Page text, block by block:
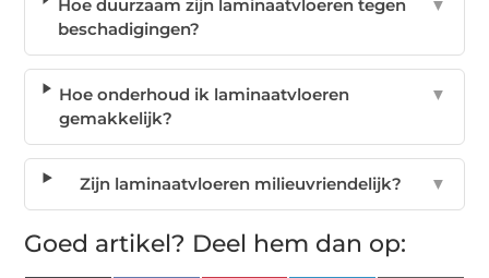
Hoe duurzaam zijn laminaatvloeren tegen
beschadigingen?
▼
Hoe onderhoud ik laminaatvloeren
gemakkelijk?
▼
Zijn laminaatvloeren milieuvriendelijk? ▼
Goed artikel? Deel hem dan op: